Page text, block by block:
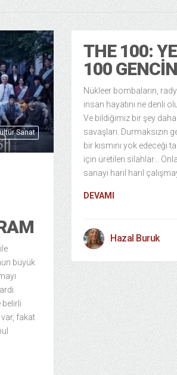
Sanat
büyük
belirli
fakat
THE 100:
100
Nükleer bombaların,
insan hayatını ne denli
Ve bildiğimiz bir şey
savaşları. Durmaksızın
bir kısmını yok edeceği
için üretilen silahlar…
sanayi harıl harıl
DEVAMI
Hazal Buruk